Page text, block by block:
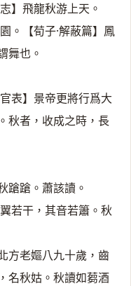
】飛龍秋游上天。
。【荀子·解蔽篇】鳳
舞也。
表】景帝更將行爲大
秋者，收成之時，長
蹌蹌。蕭該讀。
若干，其音若簫。秋
方老嫗八九十歲，齒
名秋姑。秋讀如蒭酒